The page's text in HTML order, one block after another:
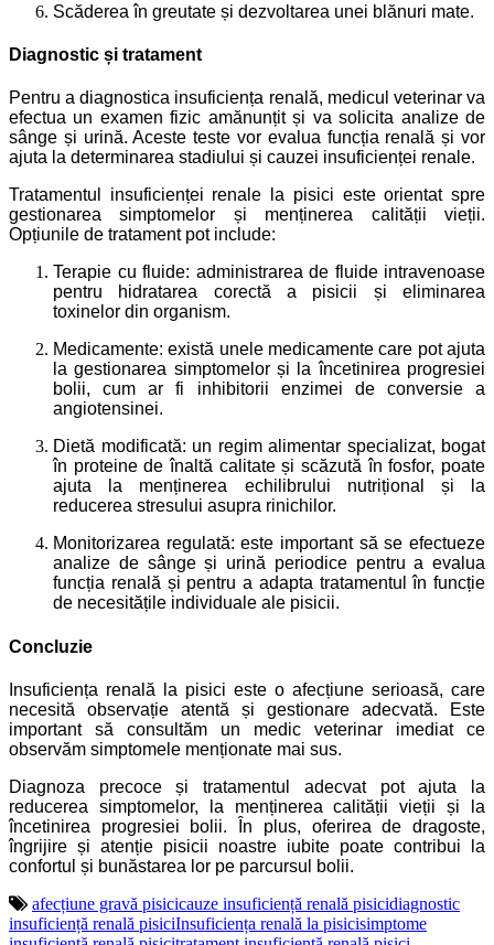
Scăderea în greutate și dezvoltarea unei blănuri mate.
Diagnostic și tratament
Pentru a diagnostica insuficiența renală, medicul veterinar va
efectua un examen fizic amănunțit și va solicita analize de
sânge și urină. Aceste teste vor evalua funcția renală și vor
ajuta la determinarea stadiului și cauzei insuficienței renale.
Tratamentul insuficienței renale la pisici este orientat spre
gestionarea simptomelor și menținerea calității vieții.
Opțiunile de tratament pot include:
Terapie cu fluide: administrarea de fluide intravenoase
pentru hidratarea corectă a pisicii și eliminarea
toxinelor din organism.
Medicamente: există unele medicamente care pot ajuta
la gestionarea simptomelor și la încetinirea progresiei
bolii, cum ar fi inhibitorii enzimei de conversie a
angiotensinei.
Dietă modificată: un regim alimentar specializat, bogat
în proteine ​​de înaltă calitate și scăzută în fosfor, poate
ajuta la menținerea echilibrului nutrițional și la
reducerea stresului asupra rinichilor.
Monitorizarea regulată: este important să se efectueze
analize de sânge și urină periodice pentru a evalua
funcția renală și pentru a adapta tratamentul în funcție
de necesitățile individuale ale pisicii.
Concluzie
Insuficiența renală la pisici este o afecțiune serioasă, care
necesită observație atentă și gestionare adecvată. Este
important să consultăm un medic veterinar imediat ce
observăm simptomele menționate mai sus.
Diagnoza precoce și tratamentul adecvat pot ajuta la
reducerea simptomelor, la menținerea calității vieții și la
încetinirea progresiei bolii. În plus, oferirea de dragoste,
îngrijire și atenție pisicii noastre iubite poate contribui la
confortul și bunăstarea lor pe parcursul bolii.
afecțiune gravă pisicicauze insuficiență renală pisicidiagnostic
insuficiență renală pisiciInsuficiența renală la pisicisimptome